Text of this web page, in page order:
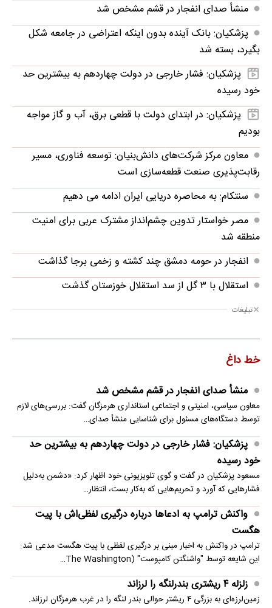
منشأ صدای انفجار در قشم مشخص شد
پزشکیان: بانک آینده بدون اینکه اعتراضی در جامعه شکل
بگیرد، بسته شد
پزشکیان: فشار خارجی در دولت چهاردهم به بیشترین حد
خود رسیده
پزشکیان: در ابتدای دولت با قطعی برق، آب و گاز مواجه
بودیم
معاون مرکز شرکت‌های دانش‌بنیان: توسعه فناوری، مسیر
رقابت‌پذیری صنعت قطعه‌سازی است
سنتکام: به محاصره دریایی ایران ادامه می دهیم
مصر خواستار تدوین چشم‌انداز مشترک عربی برای امنیت
منطقه شد
انفجار در حومه دمشق چند کشته و زخمی برجا گذاشت
استقلال با ۳ گل از سد استقلال خوزستان گذشت
تبلیغات
خط داغ
منشأ صدای انفجار در قشم مشخص شد
معاون سیاسی، امنیتی و اجتماعی استانداری هرمزگان گفت: بررسی‌های لازم
توسط دستگاه‌های مسئول برای شناسایی منشأ صدای…
پزشکیان: فشار خارجی در دولت چهاردهم به بیشترین حد
خود رسیده
مسعود پزشکیان در گفت و گوی تلویزیونی خود اظهار کرد: «دشمن به‌دلیل
فشارهایی که آورد و تحریم‌هایی که به‌کار بست، انتظار…
واکنش ترامپ به ادعاها درباره درگیری لفظی‌اش با پیت
هگست
ترامپ در واکنش به اخبار مبنی بر درگیری لفظی با پیت هگست مدعی شد:
این شایعه توسط "واشنگتن کامپوست" (The Washington…
زلزله ۴ ریشتری بندرلنگه را لرزاند
زمین‌لرزه‌ای به بزرگی ۴ ریشتر حوالی بندر لنگه را در غرب هرمزگان لرزاند.